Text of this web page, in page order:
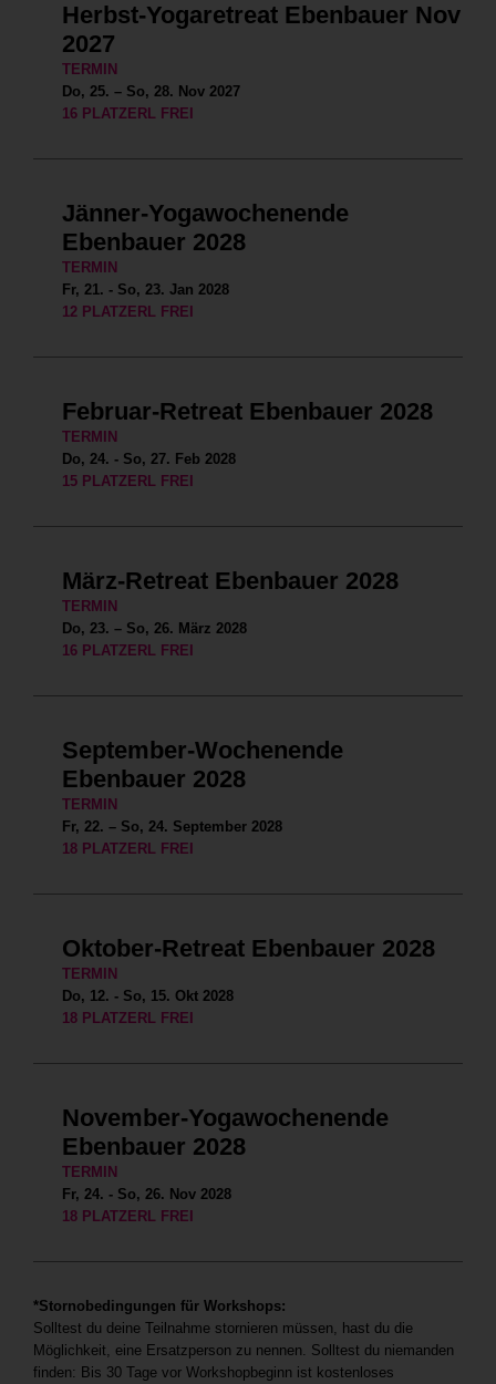
Herbst-Yogaretreat Ebenbauer Nov
2027
TERMIN
Do, 25. – So, 28. Nov 2027
16 PLATZERL FREI
Jänner-Yogawochenende
Ebenbauer 2028
TERMIN
Fr, 21. - So, 23. Jan 2028
12 PLATZERL FREI
Februar-Retreat Ebenbauer 2028
TERMIN
Do, 24. - So, 27. Feb 2028
15 PLATZERL FREI
März-Retreat Ebenbauer 2028
TERMIN
Do, 23. – So, 26. März 2028
16 PLATZERL FREI
September-Wochenende
Ebenbauer 2028
TERMIN
Fr, 22. – So, 24. September 2028
18 PLATZERL FREI
Oktober-Retreat Ebenbauer 2028
TERMIN
Do, 12. - So, 15. Okt 2028
18 PLATZERL FREI
November-Yogawochenende
Ebenbauer 2028
TERMIN
Fr, 24. - So, 26. Nov 2028
18 PLATZERL FREI
*Stornobedingungen für Workshops:
Solltest du deine Teilnahme stornieren müssen, hast du die
Möglichkeit, eine Ersatzperson zu nennen. Solltest du niemanden
finden: Bis 30 Tage vor Workshopbeginn ist kostenloses